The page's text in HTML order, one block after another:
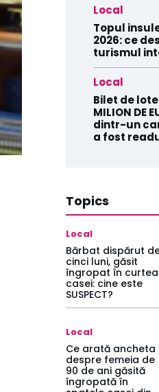
Local
Topul
2026: ce
turismul
Local
Bilet de
MILION DE
dintr-un
a fost
Topics
Local
Bărbat dispărut
cinci luni, găsit
îngropat în curtea
casei: cine este
SUSPECT?
Local
Ce arată ancheta
despre femeia de
90 de ani găsită
îngropată în